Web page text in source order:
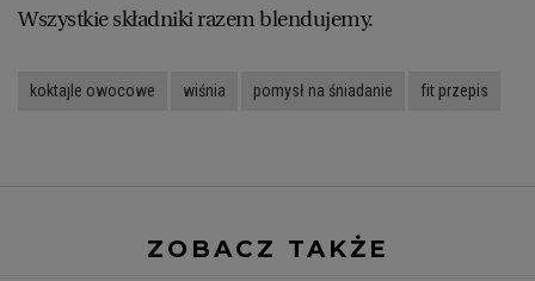
Wszystkie składniki razem blendujemy.
koktajle owocowe wiśnia pomysł na śniadanie fit przepis
ZOBACZ TAKŻE